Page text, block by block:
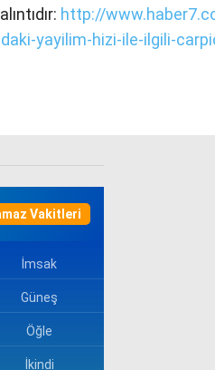
http://
yayilim-hizi-ile-ilgili-
Vakitleri
İmsak
Güneş
Öğle
İkindi